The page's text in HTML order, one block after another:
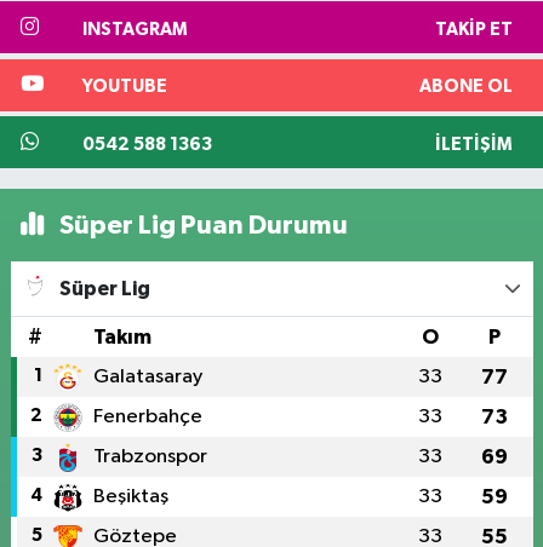
INSTAGRAM TAKIP ET
YOUTUBE ABONE OL
0542 588 1363 İLETIŞIM
Süper Lig Puan Durumu
Süper Lig
# Takım O P
1 Galatasaray 33 77
2 Fenerbahçe 33 73
3 Trabzonspor 33 69
4 Beşiktaş 33 59
5 Göztepe 33 55